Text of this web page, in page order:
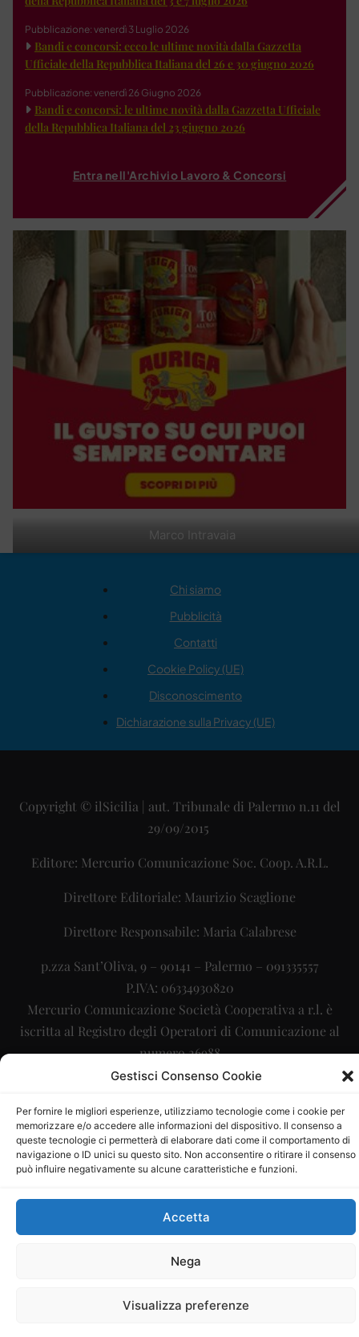
Gestisci Consenso Cookie
Per fornire le migliori esperienze, utilizziamo tecnologie come i cookie per
memorizzare e/o accedere alle informazioni del dispositivo. Il consenso a
queste tecnologie ci permetterà di elaborare dati come il comportamento di
navigazione o ID unici su questo sito. Non acconsentire o ritirare il consenso
può influire negativamente su alcune caratteristiche e funzioni.
Accetta
Nega
Visualizza preferenze
Marco Intravaia
Pubblicazione: venerdì 3 Luglio 2026
Bandi e concorsi: ecco le ultime novità dalla Gazzetta
Ufficiale della Repubblica Italiana del 26 e 30 giugno 2026
Pubblicazione: venerdì 26 Giugno 2026
Bandi e concorsi: le ultime novità dalla Gazzetta Ufficiale
della Repubblica Italiana del 23 giugno 2026
Entra nell'Archivio Lavoro & Concorsi
Chi siamo
Pubblicità
Contatti
Cookie Policy (UE)
Disconoscimento
Dichiarazione sulla Privacy (UE)
Copyright © ilSicilia | aut. Tribunale di Palermo n.11 del
29/09/2015
Editore: Mercurio Comunicazione Soc. Coop. A.R.L.
Direttore Editoriale: Maurizio Scaglione
Direttore Responsabile: Maria Calabrese
p.zza Sant’Oliva, 9 – 90141 – Palermo – 091335557
P.IVA: 06334930820
Mercurio Comunicazione Società Cooperativa a r.l. è
iscritta al Registro degli Operatori di Comunicazione al
numero 26988